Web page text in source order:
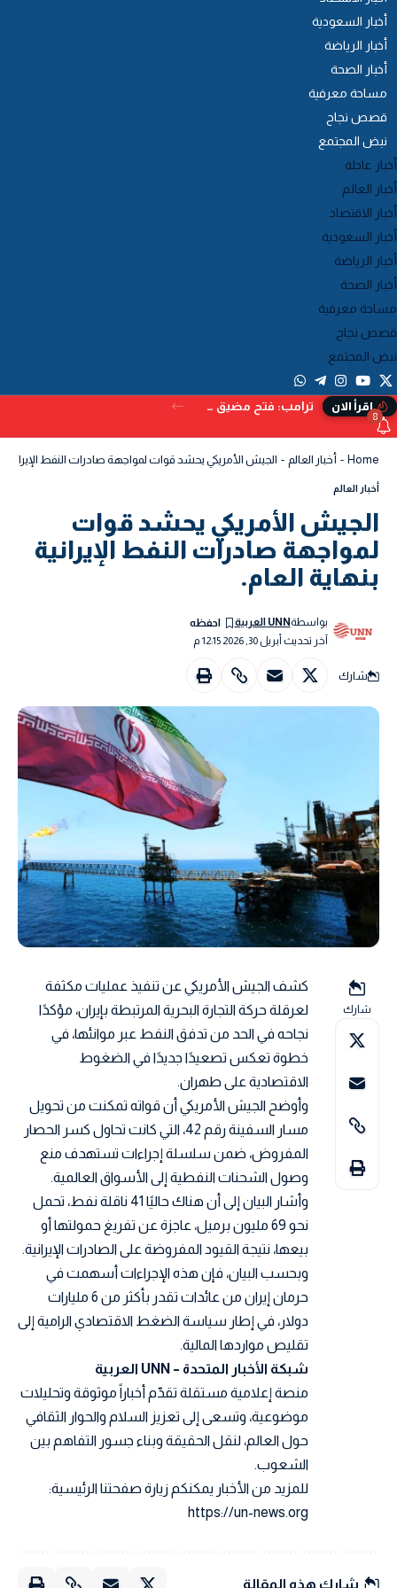
أخبار السعودية
أخبار الرياضة
أخبار الصحة
مساحة معرفية
قصص نجاح
نبض المجتمع
عاجلة
العالم
الاقتصاد
السعودية
الرياضة
الصحة
معرفية
نجاح
المجتمع
إقرأ الان ترامب: فتح مضيق هرمز بات وشيكًا.. ويُحذر من البدائل إذا تعثر الاتفاق
8
Home أخبار العالم الجيش الأمريكي يحشد قوات لمواجهة صادرات النفط الإيرانية
أخبار العالم
الجيش الأمريكي يحشد قوات
لمواجهة صادرات النفط الإيرانية
بنهاية العام.
آخر تحديث أبريل 30, 2026 12:15 م
بواسطةUNN العربية
شارك
شارك
كشف الجيش الأمريكي عن تنفيذ عمليات مكثفة
لعرقلة حركة التجارة البحرية المرتبطة بإيران، مؤكدًا
نجاحه في الحد من تدفق النفط عبر موانئها، في
خطوة تعكس تصعيدًا جديدًا في الضغوط
الاقتصادية على طهران.
وأوضح الجيش الأمريكي أن قواته تمكنت من تحويل
مسار السفينة رقم 42، التي كانت تحاول كسر الحصار
المفروض، ضمن سلسلة إجراءات تستهدف منع
وصول الشحنات النفطية إلى الأسواق العالمية.
وأشار البيان إلى أن هناك حاليًا 41 ناقلة نفط، تحمل
نحو 69 مليون برميل، عاجزة عن تفريغ حمولتها أو
بيعها، نتيجة القيود المفروضة على الصادرات الإيرانية.
وبحسب البيان، فإن هذه الإجراءات أسهمت في
حرمان إيران من عائدات تقدر بأكثر من 6 مليارات
دولار، في إطار سياسة الضغط الاقتصادي الرامية إلى
تقليص مواردها المالية.
شبكة الأخبار المتحدة – UNN العربية
منصة إعلامية مستقلة تقدّم أخباراً موثوقة وتحليلات
موضوعية، وتسعى إلى تعزيز السلام والحوار الثقافي
حول العالم، لنقل الحقيقة وبناء جسور التفاهم بين
الشعوب.
للمزيد من الأخبار يمكنكم زيارة صفحتنا الرئيسية:
https://un-news.org
شارك هذه المقالة